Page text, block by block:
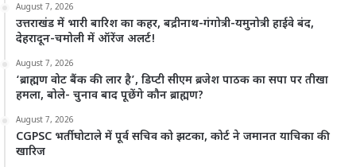
August 7, 2026
उत्तराखंड में भारी बारिश का कहर, बद्रीनाथ-गंगोत्री-यमुनोत्री हाईवे बंद,
देहरादून-चमोली में ऑरेंज अलर्ट!
August 7, 2026
‘ब्राह्मण वोट बैंक की लार है’, डिप्टी सीएम ब्रजेश पाठक का सपा पर तीखा
हमला, बोले- चुनाव बाद पूछेंगे कौन ब्राह्मण?
August 7, 2026
CGPSC भर्ती घोटाले में पूर्व सचिव को झटका, कोर्ट ने जमानत याचिका की
खारिज